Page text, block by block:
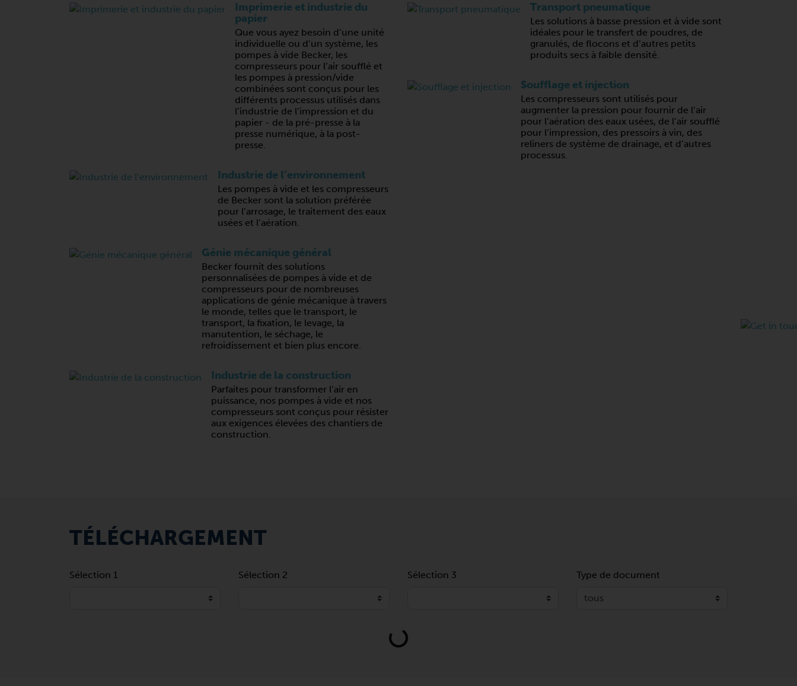
Imprimerie et industrie du
papier
Que vous ayez besoin d’une unité
individuelle ou d’un système, les
pompes à vide Becker, les
compresseurs pour l’air soufflé et
les pompes à pression/vide
combinées sont conçus pour les
différents processus utilisés dans
l’industrie de l’impression et du
papier - de la pré-presse à la
presse numérique, à la post-
presse.
Industrie de l’environnement
Les pompes à vide et les compresseurs
de Becker sont la solution préférée
pour l’arrosage, le traitement des eaux
usées et l’aération.
Génie mécanique général
Becker fournit des solutions
personnalisées de pompes à vide et de
compresseurs pour de nombreuses
applications de génie mécanique à travers
le monde, telles que le transport, le
transport, la fixation, le levage, la
manutention, le séchage, le
refroidissement et bien plus encore.
Industrie de la construction
Parfaites pour transformer l’air en
puissance, nos pompes à vide et nos
compresseurs sont conçus pour résister
aux exigences élevées des chantiers de
construction.
Transport pneumatique
Les solutions à basse pression et à vide sont
idéales pour le transfert de poudres, de
granulés, de flocons et d’autres petits
produits secs à faible densité.
Soufflage et injection
Les compresseurs sont utilisés pour
augmenter la pression pour fournir de l’air
pour l’aération des eaux usées, de l’air soufflé
pour l’impression, des pressoirs à vin, des
reliners de système de drainage, et d’autres
processus.
TÉLÉCHARGEMENT
Sélection 1 Sélection 2 Sélection 3 Type de document
Loading...